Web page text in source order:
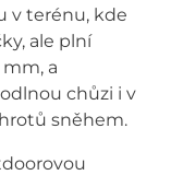
v terénu, kde
ale plní
a
chůzi i v
sněhem.